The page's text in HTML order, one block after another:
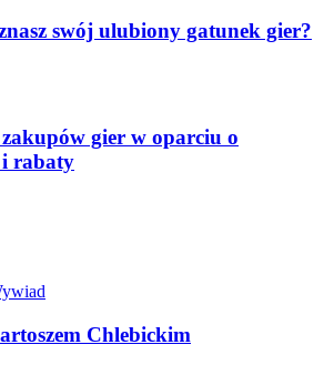
swój ulubiony gatunek gier?
gier w oparciu o
i rabaty
Chlebickim